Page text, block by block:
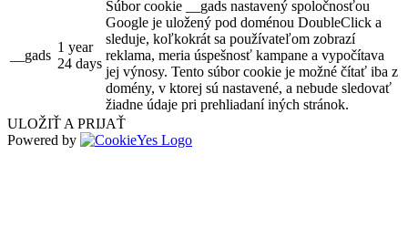
__gads
1 year
24 days
Súbor cookie __gads nastavený spoločnosťou
Google je uložený pod doménou DoubleClick a
sleduje, koľkokrát sa používateľom zobrazí
reklama, meria úspešnosť kampane a vypočítava
jej výnosy. Tento súbor cookie je možné čítať iba z
domény, v ktorej sú nastavené, a nebude sledovať
žiadne údaje pri prehliadaní iných stránok.
ULOŽIŤ A PRIJAŤ
Powered by